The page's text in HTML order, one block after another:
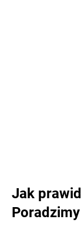
Jak